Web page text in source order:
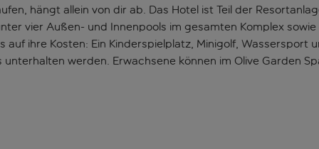
hängt allein von dir ab. Das Hotel ist Teil der
vier Außen- und Innenpools im gesamten Komplex
auf ihre Kosten: Ein Kinderspielplatz, Minigolf,
werden. Erwachsene können im Olive Garden